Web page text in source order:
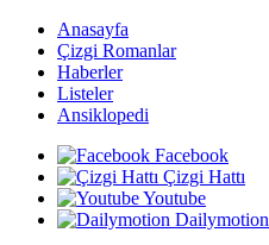
Anasayfa
Çizgi Romanlar
Haberler
Listeler
Ansiklopedi
Facebook
Çizgi Hattı
Youtube
Dailymotion